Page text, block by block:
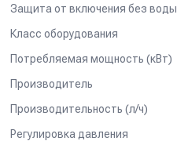
Защита от включения без воды
Класс оборудования
Потребляемая мощность (кВт)
Производитель
Производительность (л/ч)
Регулировка давления